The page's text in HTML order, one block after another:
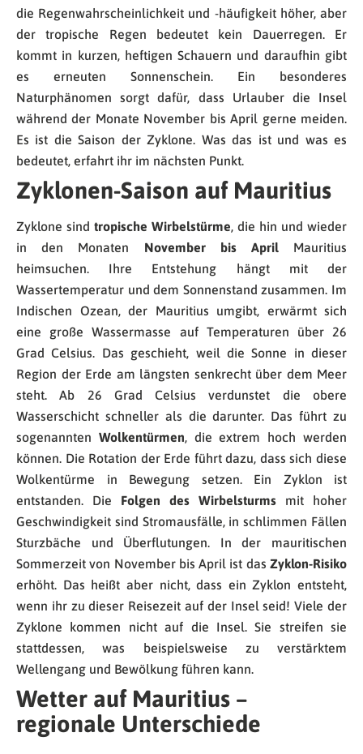
die Regenwahrscheinlichkeit und -häufigkeit höher, aber
der tropische Regen bedeutet kein Dauerregen. Er
kommt in kurzen, heftigen Schauern und daraufhin gibt
es erneuten Sonnenschein. Ein besonderes
Naturphänomen sorgt dafür, dass Urlauber die Insel
während der Monate November bis April gerne meiden.
Es ist die Saison der Zyklone. Was das ist und was es
bedeutet, erfahrt ihr im nächsten Punkt.
Zyklonen-Saison auf Mauritius
Zyklone sind tropische Wirbelstürme, die hin und wieder
in den Monaten November bis AprilMauritius
heimsuchen. Ihre Entstehung hängt mit der
Wassertemperatur und dem Sonnenstand zusammen. Im
Indischen Ozean, der Mauritius umgibt, erwärmt sich
eine große Wassermasse auf Temperaturen über 26
Grad Celsius. Das geschieht, weil die Sonne in dieser
Region der Erde am längsten senkrecht über dem Meer
steht. Ab 26 Grad Celsius verdunstet die obere
Wasserschicht schneller als die darunter. Das führt zu
sogenannten Wolkentürmen, die extrem hoch werden
können. Die Rotation der Erde führt dazu, dass sich diese
Wolkentürme in Bewegung setzen. Ein Zyklon ist
entstanden. Die Folgen des Wirbelsturms mit hoher
Geschwindigkeit sind Stromausfälle, in schlimmen Fällen
Sturzbäche und Überflutungen. In der mauritischen
Sommerzeit von November bis April ist das Zyklon-Risiko
erhöht. Das heißt aber nicht, dass ein Zyklon entsteht,
wenn ihr zu dieser Reisezeit auf der Insel seid! Viele der
Zyklone kommen nicht auf die Insel. Sie streifen sie
stattdessen, was beispielsweise zu verstärktem
Wellengang und Bewölkung führen kann.
Wetter auf Mauritius –
regionale Unterschiede